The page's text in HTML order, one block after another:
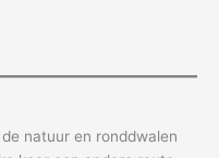
natuur en ronddwalen